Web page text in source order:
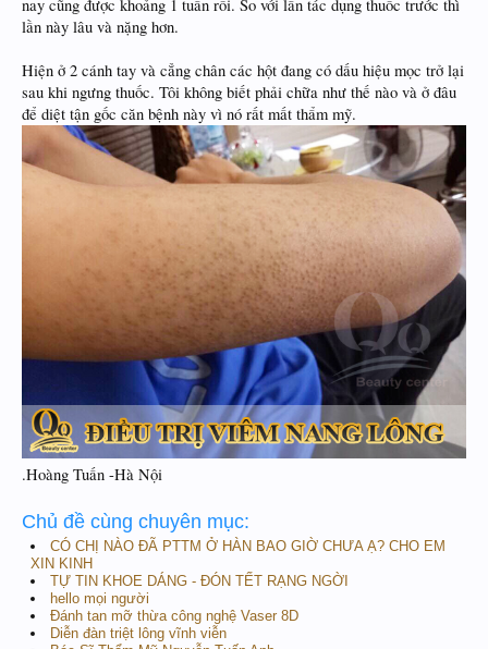
nay cũng được khoảng 1 tuần rồi. So với lần tác dụng thuốc trước thì
lần này lâu và nặng hơn.
Hiện ở 2 cánh tay và cẳng chân các hột đang có dấu hiệu mọc trở lại
sau khi ngưng thuốc. Tôi không biết phải chữa như thế nào và ở đâu
để diệt tận gốc căn bệnh này vì nó rất mất thẩm mỹ.
.Hoàng Tuấn -Hà Nội
Chủ đề cùng chuyên mục:
CÓ CHỊ NÀO ĐÃ PTTM Ở HÀN BAO GIỜ CHƯA Ạ? CHO EM
XIN KINH
TỰ TIN KHOE DÁNG - ĐÓN TẾT RẠNG NGỜI
hello mọi người
Đánh tan mỡ thừa công nghệ Vaser 8D
Diễn đàn triệt lông vĩnh viễn